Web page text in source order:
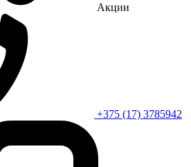
Акции
+375 (17) 3785942